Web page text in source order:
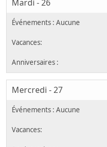
Mardi - 26
Mercredi - 27